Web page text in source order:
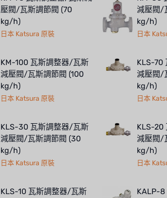
壓閥/瓦斯調節閥 (70
kg/h)
日本 Katsura 原裝
減壓閥/
kg/h)
日本
KM-100 瓦斯調整器/瓦斯
減壓閥/瓦斯調節閥 (100
kg/h)
日本 Katsura 原裝
KLS-70
減壓閥/
kg/h)
日本
KLS-30 瓦斯調整器/瓦斯
減壓閥/瓦斯調節閥 (30
kg/h)
日本 Katsura 原裝
KLS-20
減壓閥/
kg/h)
日本
KLS-10 瓦斯調整器/瓦斯
KALP-8